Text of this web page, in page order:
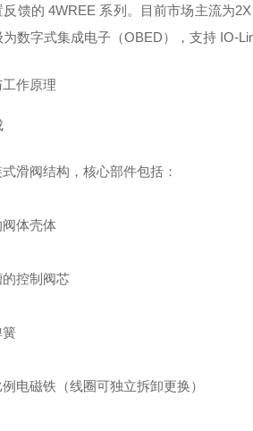
反馈的 4WREE 系列。目前市场主流为
数字式集成电子（OBED），支持 IO-
作原理
滑阀结构，核心部件包括：
体壳体
控制阀芯
簧
电磁铁（线圈可独立拆卸更换）